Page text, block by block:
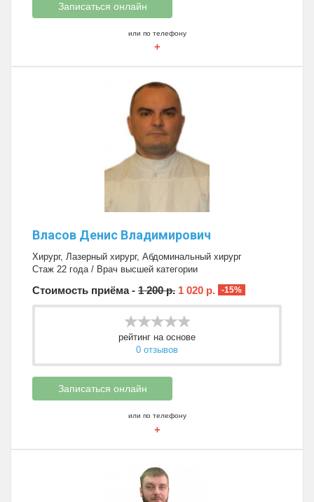
Записаться онлайн
или по телефону
+
Власов Денис Владимирович
Хирург, Лазерный хирург, Абдоминальный хирург
Стаж 22 года / Врач высшей категории
Стоимость приёма - 1 200 р. 1 020 р. -15%
рейтинг на основе
0 отзывов
Записаться онлайн
или по телефону
+